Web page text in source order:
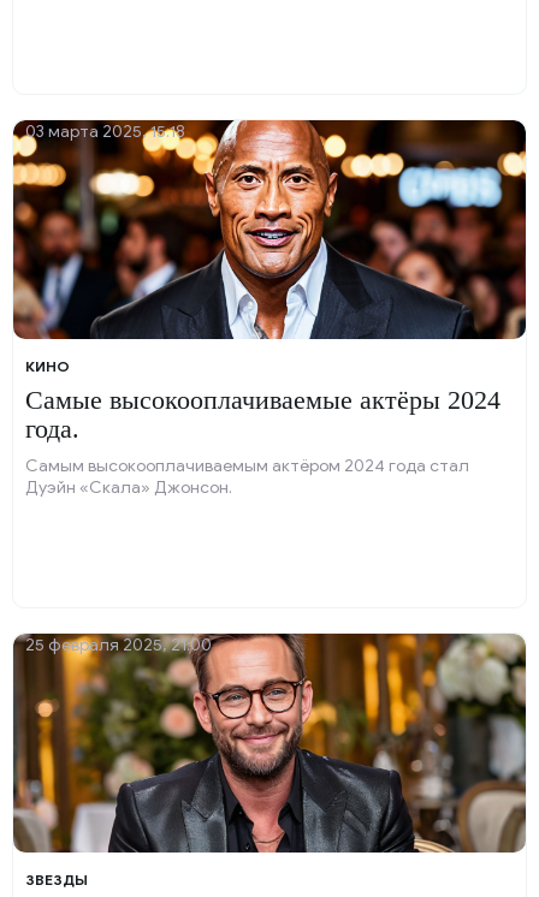
КИНО
Самые высокооплачиваемые актёры 2024
года.
Самым высокооплачиваемым актёром 2024 года стал
Дуэйн «Скала» Джонсон.
03 марта 2025, 15:18
ЗВЕЗДЫ
25 февраля 2025, 21:00